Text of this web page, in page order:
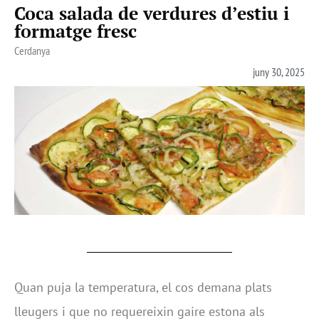
Coca salada de verdures d’estiu i
formatge fresc
Cerdanya
juny 30, 2025
Quan puja la temperatura, el cos demana plats
lleugers i que no requereixin gaire estona als